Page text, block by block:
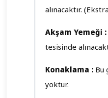
alınacaktır.
Akşam Yemeği :
tesisinde
Konaklama : Bu
yoktur.